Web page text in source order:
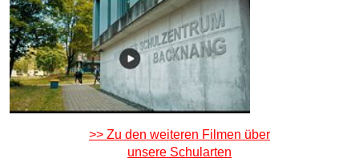
>> Zu den weiteren Filmen über
unsere Schularten